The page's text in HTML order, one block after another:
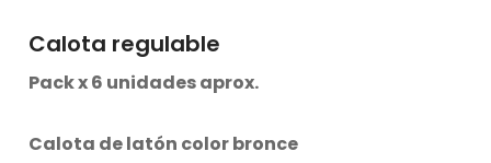
Calota regulable
Pack x 6 unidades aprox.
Calota de latón color bronce